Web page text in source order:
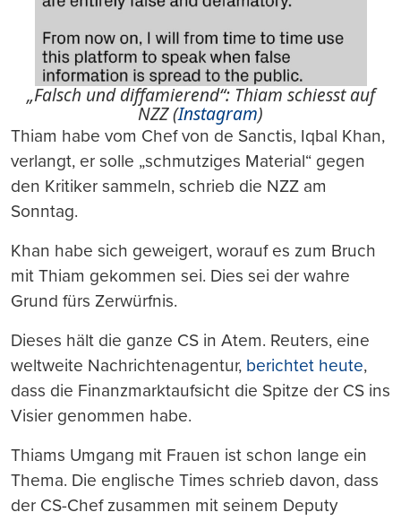
„Falsch und diffamierend“: Thiam schiesst auf
NZZ (Instagram)
Thiam habe vom Chef von de Sanctis, Iqbal Khan,
verlangt, er solle „schmutziges Material“ gegen
den Kritiker sammeln, schrieb die NZZ am
Sonntag.
Khan habe sich geweigert, worauf es zum Bruch
mit Thiam gekommen sei. Dies sei der wahre
Grund fürs Zerwürfnis.
Dieses hält die ganze CS in Atem. Reuters, eine
weltweite Nachrichtenagentur, berichtet heute,
dass die Finanzmarktaufsicht die Spitze der CS ins
Visier genommen habe.
Thiams Umgang mit Frauen ist schon lange ein
Thema. Die englische Times schrieb davon, dass
der CS-Chef zusammen mit seinem Deputy